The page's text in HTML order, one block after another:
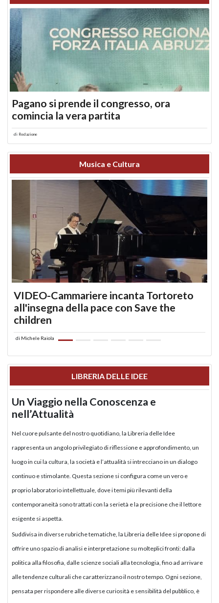
Pagano si prende il congresso, ora
comincia la vera partita
di Redazione
Musica e Cultura
VIDEO-Cammariere incanta Tortoreto
all'insegna della pace con Save the
children
di Michele Raiola
LIBRERIA DELLE IDEE
Un Viaggio nella Conoscenza e
nell’Attualità
Nel cuore pulsante del nostro quotidiano, la Libreria delle Idee
rappresenta un angolo privilegiato di riflessione e approfondimento, un
luogo in cui la cultura, la società e l’attualità si intrecciano in un dialogo
continuo e stimolante. Questa sezione si configura come un vero e
proprio laboratorio intellettuale, dove i temi più rilevanti della
contemporaneità sono trattati con la serietà e la precisione che il lettore
esigente si aspetta.
Suddivisa in diverse rubriche tematiche, la Libreria delle Idee si propone di
offrire uno spazio di analisi e interpretazione su molteplici fronti: dalla
politica alla filosofia, dalle scienze sociali alla tecnologia, fino ad arrivare
alle tendenze culturali che caratterizzano il nostro tempo. Ogni sezione,
pensata per rispondere alle diverse curiosità e sensibilità del pubblico, è